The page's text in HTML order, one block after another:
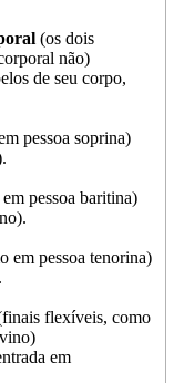
(os dois
não)
de seu corpo,
pessoa soprina)
pessoa baritina)
em pessoa tenorina)
flexíveis, como
em